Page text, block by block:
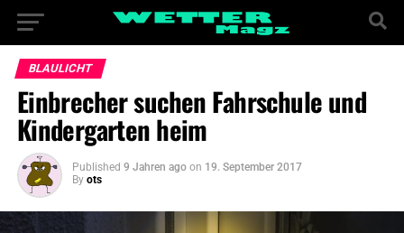
BLAULICHT
Einbrecher suchen Fahrschule und
Kindergarten heim
Published 9 Jahren ago on 19. September 2017
By ots